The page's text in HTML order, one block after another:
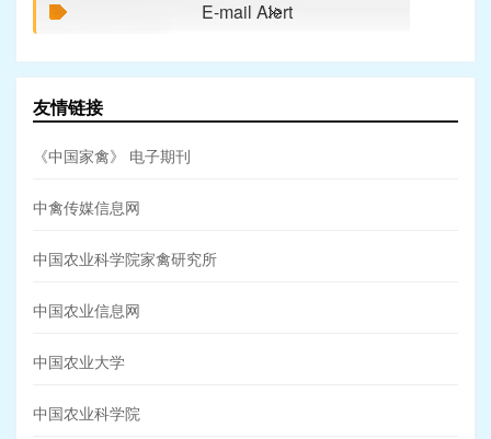
E-mail Alert
友情链接
《中国家禽》 电子期刊
中禽传媒信息网
中国农业科学院家禽研究所
中国农业信息网
中国农业大学
中国农业科学院